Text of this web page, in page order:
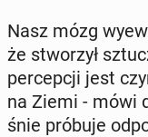
Nasz mózg
że stwo­rzył
per­cep­cji jest
na Ziemi - mówi
śnie próbuje